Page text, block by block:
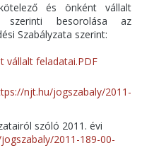
és önként vállalt
szerinti besorolása az
Szabályzata szerint:
vállalt feladatai.PDF
njt.hu/jogszabaly/2011-
szóló 2011. évi
2011-189-00-